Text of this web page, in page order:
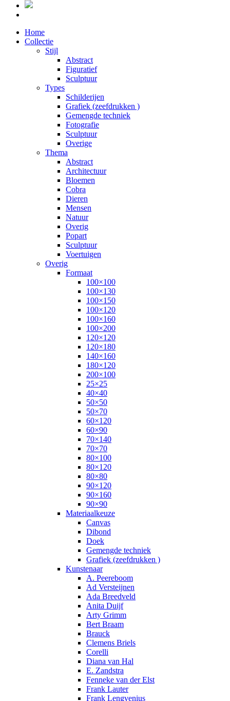
Home
Collectie
Stijl
Abstract
Figuratief
Sculptuur
Types
Schilderijen
Grafiek (zeefdrukken )
Gemengde techniek
Fotografie
Sculptuur
Overige
Thema
Abstract
Architectuur
Bloemen
Cobra
Dieren
Mensen
Natuur
Overig
Popart
Sculptuur
Voertuigen
Overig
Formaat
100×100
100×130
100×150
100×120
100×160
100×200
120×120
120×180
140×160
180×120
200×100
25×25
40×40
50×50
50×70
60×120
60×90
70×140
70×70
80×100
80×120
80×80
90×120
90×160
90×90
Materiaalkeuze
Canvas
Dibond
Doek
Gemengde techniek
Grafiek (zeefdrukken )
Kunstenaar
A. Peereboom
Ad Versteijnen
Ada Breedveld
Anita Duijf
Arty Grimm
Bert Braam
Brauck
Clemens Briels
Corelli
Diana van Hal
E. Zandstra
Fenneke van der Elst
Frank Lauter
Frank Lengvenius